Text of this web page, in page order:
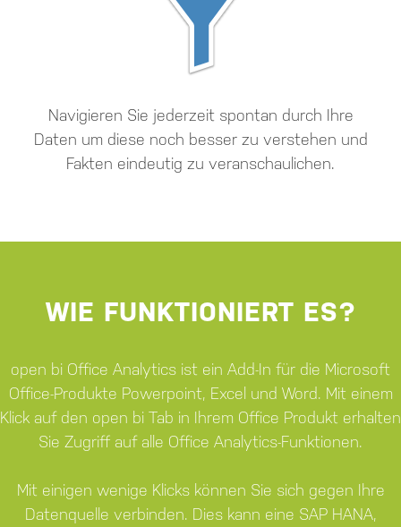
Navigieren Sie jederzeit spontan durch Ihre
Daten um diese noch besser zu verstehen und
Fakten eindeutig zu veranschaulichen.
WIE FUNKTIONIERT ES?
open bi Office Analytics ist ein Add-In für die Microsoft
Office-Produkte Powerpoint, Excel und Word. Mit einem
Klick auf den open bi Tab in Ihrem Office Produkt erhalten
Sie Zugriff auf alle Office Analytics-Funktionen.
Mit einigen wenige Klicks können Sie sich gegen Ihre
Datenquelle verbinden. Dies kann eine SAP HANA,